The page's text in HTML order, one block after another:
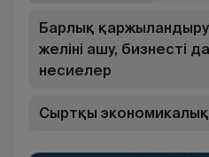
Барлық қаржыландыру
желіні ашу, бизнесті
несиелер
Сыртқы